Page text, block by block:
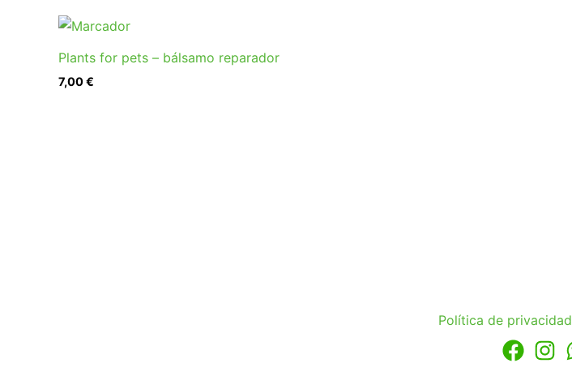
Plants for pets – bálsamo reparador
7,00€
Política de privacidad